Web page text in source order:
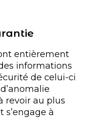
entièrement
informations
de celui-ci
revoir au plus
s’engage à